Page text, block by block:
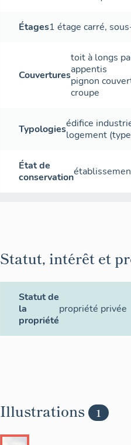
Étages1 étage carré,
Couvertures
toit à longs
appentis
pignon
croupe
Typologiesédifice
logement
État de
conservation
Statut, intérêt et
Statut de
la
propriété
propriété privée
Illustrations 1